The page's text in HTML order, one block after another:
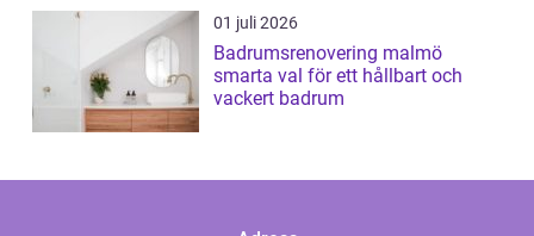
01 juli 2026
Badrumsrenovering malmö
smarta val för ett hållbart och
vackert badrum